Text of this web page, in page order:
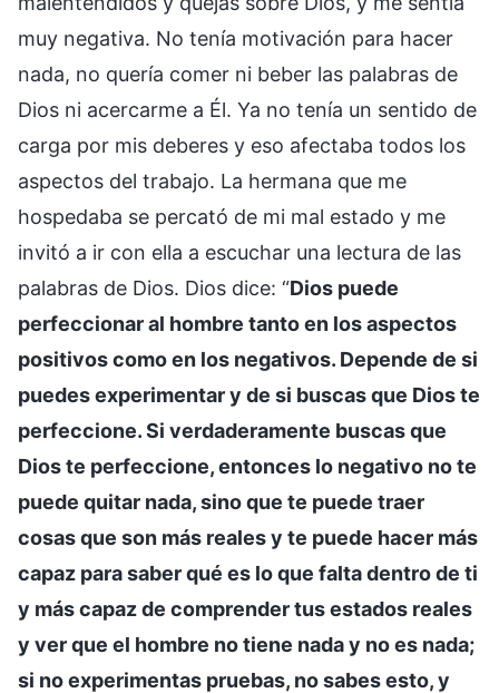
muy negativa. No tenía motivación para hacer
nada, no quería comer ni beber las palabras de
Dios ni acercarme a Él. Ya no tenía un sentido de
carga por mis deberes y eso afectaba todos los
aspectos del trabajo. La hermana que me
hospedaba se percató de mi mal estado y me
invitó a ir con ella a escuchar una lectura de las
palabras de Dios. Dios dice: “Dios puede
perfeccionar al hombre tanto en los aspectos
positivos como en los negativos. Depende de si
puedes experimentar y de si buscas que Dios te
perfeccione. Si verdaderamente buscas que
Dios te perfeccione, entonces lo negativo no te
puede quitar nada, sino que te puede traer
cosas que son más reales y te puede hacer más
capaz para saber qué es lo que falta dentro de ti
y más capaz de comprender tus estados reales
y ver que el hombre no tiene nada y no es nada;
si no experimentas pruebas, no sabes esto, y